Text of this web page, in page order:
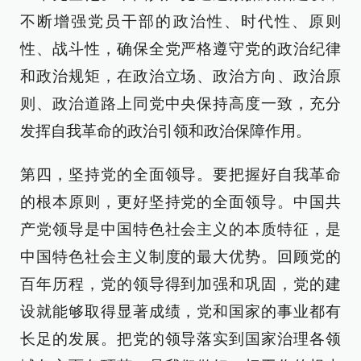
不断增强党员干部的政治性、时代性、原则
性、战斗性，确保全党严格遵守党的政治纪律
和政治规矩，在政治立场、政治方向、政治原
则、政治道路上同党中央保持高度一致，充分
发挥自我革命的政治引领和政治保障作用。
第四，坚持党的全面领导。要把握好自我革命
的根本原则，更好坚持党的全面领导。中国共
产党领导是中国特色社会主义的本质特征，是
中国特色社会主义制度的最大优势。回顾党的
百年历程，党的领导得到加强和巩固，党的建
设就能够取得显著成绩，党和国家的事业都有
长足的发展。把党的领导落实到国家治理各领